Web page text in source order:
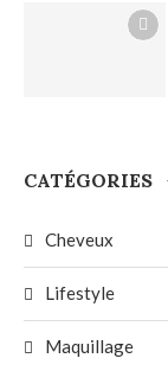
CATÉGORIES
Cheveux
Lifestyle
Maquillage